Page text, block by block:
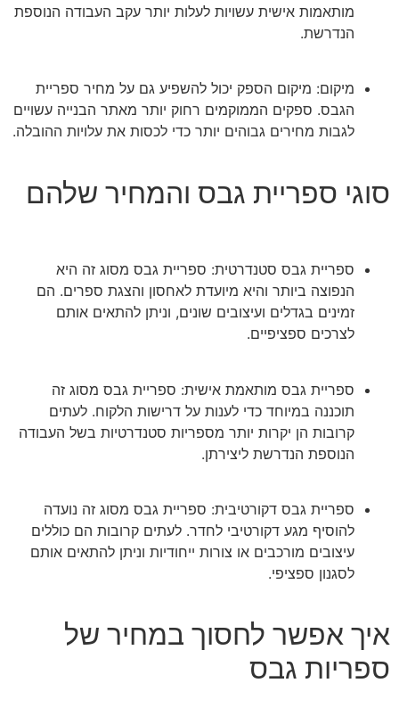
מותאמות אישית עשויות לעלות יותר עקב העבודה הנוספת
הנדרשת.
מיקום: מיקום הספק יכול להשפיע גם על מחיר ספריית
הגבס. ספקים הממוקמים רחוק יותר מאתר הבנייה עשויים
לגבות מחירים גבוהים יותר כדי לכסות את עלויות ההובלה.
סוגי ספריית גבס והמחיר שלהם
ספריית גבס סטנדרטית: ספריית גבס מסוג זה היא
הנפוצה ביותר והיא מיועדת לאחסון והצגת ספרים. הם
זמינים בגדלים ועיצובים שונים, וניתן להתאים אותם
לצרכים ספציפיים.
ספריית גבס מותאמת אישית: ספריית גבס מסוג זה
תוכננה במיוחד כדי לענות על דרישות הלקוח. לעתים
קרובות הן יקרות יותר מספריות סטנדרטיות בשל העבודה
הנוספת הנדרשת ליצירתן.
ספריית גבס דקורטיבית: ספריית גבס מסוג זה נועדה
להוסיף מגע דקורטיבי לחדר. לעתים קרובות הם כוללים
עיצובים מורכבים או צורות ייחודיות וניתן להתאים אותם
לסגנון ספציפי.
איך אפשר לחסוך במחיר של
ספריות גבס